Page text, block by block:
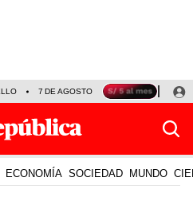
7 DE AGOSTO TINKA RESULTADOS
ECONOMÍA SOCIEDAD MUNDO